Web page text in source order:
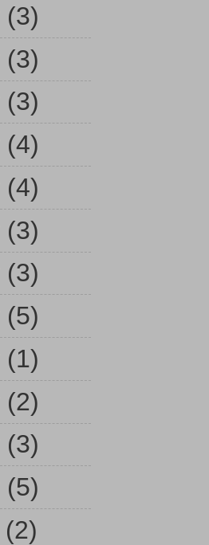
(3)
(3)
(3)
(4)
(4)
(3)
(3)
(5)
(1)
(2)
(3)
(5)
(2)